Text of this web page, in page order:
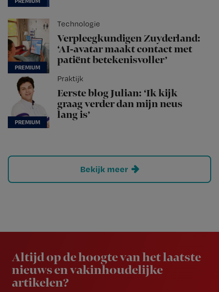
Technologie
Verpleegkundigen Zuyderland:
‘AI-avatar maakt contact met
patiënt betekenisvoller’
Praktijk
Eerste blog Julian: ‘Ik kijk
graag verder dan mijn neus
lang is’
Bekijk meer
Altijd op de hoogte van het laatste
nieuws en vakinhoudelijke
artikelen?